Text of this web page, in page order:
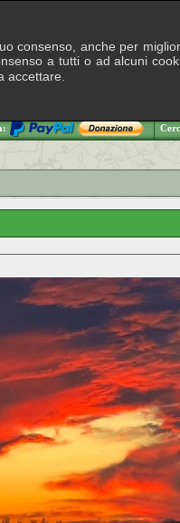
consenso, anche per
a tutti o ad alcuni
accettare.